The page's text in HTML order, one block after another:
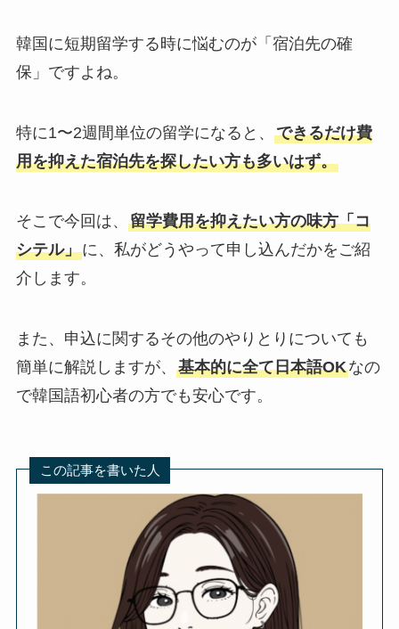
韓国に短期留学する時に悩むのが「宿泊先の確
保」ですよね。
特に1〜2週間単位の留学になると、 できるだけ費
用を抑えた宿泊先を探したい方も多いはず。
そこで今回は、 留学費用を抑えたい方の味方「コ
シテル」に、私がどうやって申し込んだかをご紹
介します。
また、申込に関するその他のやりとりについても
簡単に解説しますが、 基本的に全て日本語OKなの
で韓国語初心者の方でも安心です。
この記事を書いた人